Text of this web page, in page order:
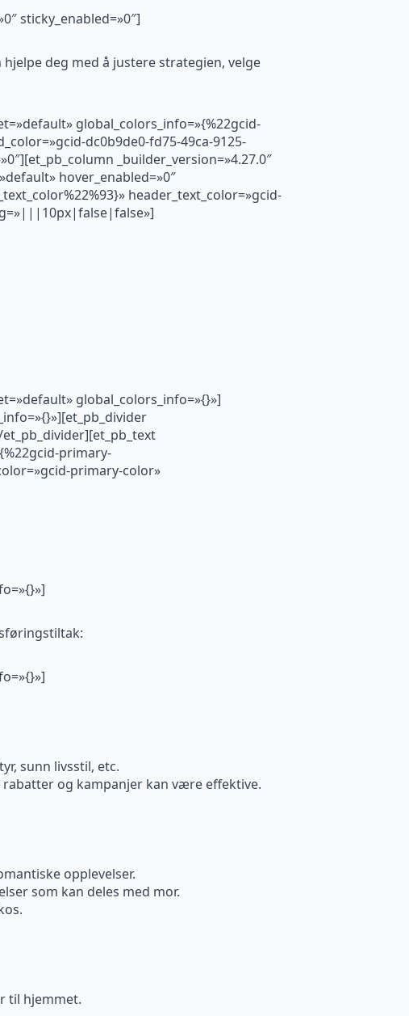
sticky_enabled=»0″]
deg med å justere strategien, velge
global_colors_info=»{%22gcid-
dc0b9de0-fd75-49ca-9125-
_builder_version=»4.27.0″
hover_enabled=»0″
header_text_color=»gcid-
global_colors_info=»{}»]
et_pb_divider][et_pb_text
primary-
primary-color»
sunn livsstil, etc.
og kampanjer kan være effektive.
opplevelser.
som kan deles med mor.
til hjemmet.